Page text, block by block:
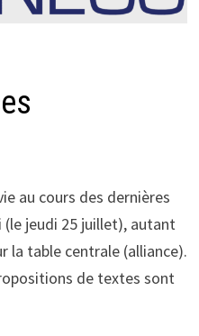
au cours des dernières
(le jeudi 25 juillet), autant
la table centrale (alliance).
de textes sont